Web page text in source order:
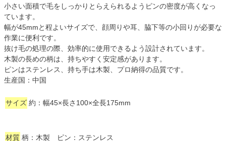
小さい面積で毛をしっかりとらえられるようピンの密度が高くなっ
ています。
幅が45mmと程よいサイズで、顔周りや耳、脇下等の小回りが必要な
作業に便利です。
抜け毛の処理の際、効率的に使用できるよう設計されています。
木製の長めの柄は、持ちやすく安定感があります。
ピンはステンレス、持ち手は木製、プロ納得の品質です。
生産国：中国
サイズ 約：幅45×長さ100×全長175mm
材質 柄：木製 ピン：ステンレス